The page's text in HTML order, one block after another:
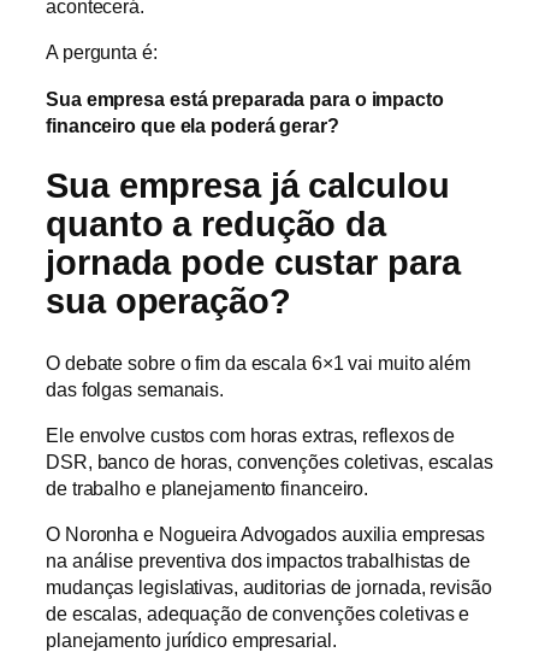
acontecerá.
A pergunta é:
Sua empresa está preparada para o impacto
financeiro que ela poderá gerar?
Sua empresa já calculou
quanto a redução da
jornada pode custar para
sua operação?
O debate sobre o fim da escala 6×1 vai muito além
das folgas semanais.
Ele envolve custos com horas extras, reflexos de
DSR, banco de horas, convenções coletivas, escalas
de trabalho e planejamento financeiro.
O Noronha e Nogueira Advogados auxilia empresas
na análise preventiva dos impactos trabalhistas de
mudanças legislativas, auditorias de jornada, revisão
de escalas, adequação de convenções coletivas e
planejamento jurídico empresarial.